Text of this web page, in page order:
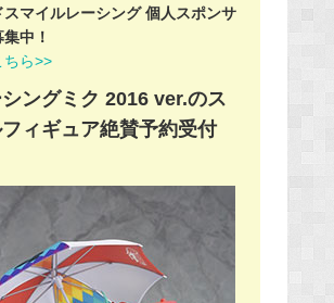
マイルレーシング 個人スポンサ
中！
ちら>>
ングミク 2016 ver.のス
ィギュア絶賛予約受付